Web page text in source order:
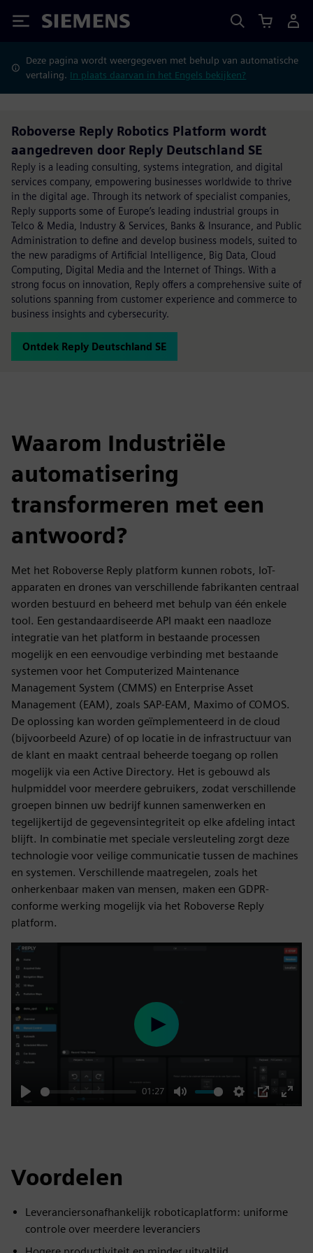
Siemens
Deze pagina wordt weergegeven met behulp van automatische
vertaling. In plaats daarvan in het Engels bekijken?
Roboverse Reply Robotics Platform wordt
aangedreven door Reply Deutschland SE
Reply is a leading consulting, systems integration, and digital
services company, empowering businesses worldwide to thrive
in the digital age. Through its network of specialist companies,
Reply supports some of Europe’s leading industrial groups in
Telco & Media, Industry & Services, Banks & Insurance, and Public
Administration to define and develop business models, suited to
the new paradigms of Artificial Intelligence, Big Data, Cloud
Computing, Digital Media and the Internet of Things. With a
strong focus on innovation, Reply offers a comprehensive suite of
solutions spanning from customer experience and commerce to
business insights and cybersecurity.
Ontdek Reply Deutschland SE
Waarom Industriële
automatisering
transformeren met een
antwoord?
Met het Roboverse Reply platform kunnen robots, IoT-
apparaten en drones van verschillende fabrikanten centraal
worden bestuurd en beheerd met behulp van één enkele
tool. Een gestandaardiseerde API maakt een naadloze
integratie van het platform in bestaande processen
mogelijk en een eenvoudige verbinding met bestaande
systemen voor het Computerized Maintenance
Management System (CMMS) en Enterprise Asset
Management (EAM), zoals SAP-EAM, Maximo of COMOS.
De oplossing kan worden geïmplementeerd in de cloud
(bijvoorbeeld Azure) of op locatie in de infrastructuur van
de klant en maakt centraal beheerde toegang op rollen
mogelijk via een Active Directory. Het is gebouwd als
hulpmiddel voor meerdere gebruikers, zodat verschillende
groepen binnen uw bedrijf kunnen samenwerken en
tegelijkertijd de gegevensintegriteit op elke afdeling intact
blijft. In combinatie met speciale versleuteling zorgt deze
technologie voor veilige communicatie tussen de machines
en systemen. Verschillende maatregelen, zoals het
onherkenbaar maken van mensen, maken een GDPR-
conforme werking mogelijk via het Roboverse Reply
platform.
Play
01:27
Mute Settings
PIP
Enter
Play
Voordelen
Leveranciersonafhankelijk roboticaplatform: uniforme
controle over meerdere leveranciers